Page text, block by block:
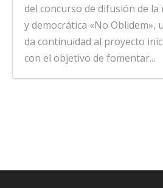
del concurso de difusión de
y democrática «No Oblidem»,
da continuidad al proyecto
con el objetivo de fomentar...